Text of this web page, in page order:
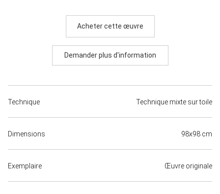
Acheter cette œuvre
Demander plus d'information
Technique Technique mixte sur toile
Dimensions 98x98 cm
Exemplaire Œuvre originale